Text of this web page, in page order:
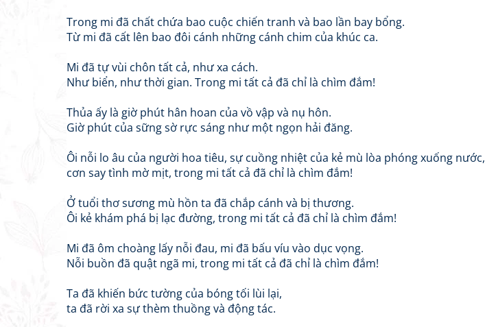
Trong mi đã chất chứa bao cuộc chiến tranh và bao lần bay bổng.
Từ mi đã cất lên bao đôi cánh những cánh chim của khúc ca.
Mi đã tự vùi chôn tất cả, như xa cách.
Như biển, như thời gian. Trong mi tất cả đã chỉ là chìm đắm!
Thủa ấy là giờ phút hân hoan của vồ vập và nụ hôn.
Giờ phút của sững sờ rực sáng như một ngọn hải đăng.
Ôi nỗi lo âu của người hoa tiêu, sự cuồng nhiệt của kẻ mù lòa phóng xuống nước,
cơn say tình mờ mịt, trong mi tất cả đã chỉ là chìm đắm!
Ở tuổi thơ sương mù hồn ta đã chắp cánh và bị thương.
Ôi kẻ khám phá bị lạc đường, trong mi tất cả đã chỉ là chìm đắm!
Mi đã ôm choàng lấy nỗi đau, mi đã bấu víu vào dục vọng.
Nỗi buồn đã quật ngã mi, trong mi tất cả đã chỉ là chìm đắm!
Ta đã khiến bức tường của bóng tối lùi lại,
ta đã rời xa sự thèm thuồng và động tác.